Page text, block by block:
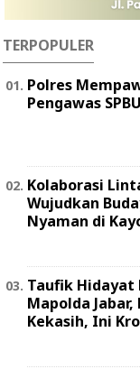
TERPOPULER
Polres
Pengawas
Kolaborasi
Wujudkan
Nyaman di
Taufik Hidayat
Mapolda
Kekasih, Ini